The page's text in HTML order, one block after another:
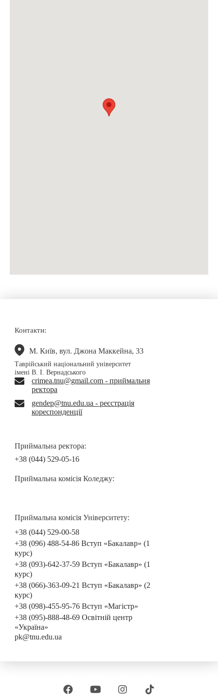
Контакти:
М. Київ, вул. Джона Маккейна, 33
Таврійський національний університет
імені В. І. Вернадського
crimea.tnu@gmail.com - приймальня
ректора
gendep@tnu.edu.ua - реєстрація
кореспонденції
Приймальна ректора:
+38 (044) 529-05-16
Приймальна комісія Коледжу:
Приймальна комісія Університету:
+38 (044) 529-00-58
+38 (096) 488-54-86 Вступ «Бакалавр» (1
курс)
+38 (093)-642-37-59 Вступ «Бакалавр» (1
курс)
+38 (066)-363-09-21 Вступ «Бакалавр» (2
курс)
+38 (098)-455-95-76 Вступ «Магістр»
+38 (095)-888-48-69 Освітній центр
«Україна»
pk@tnu.edu.ua